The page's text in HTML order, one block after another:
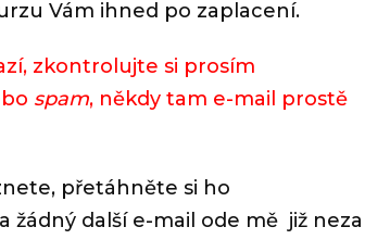
Vám ihned po zaplacení.
zkontrolujte si prosím
spam, někdy tam e-mail prostě
přetáhněte si ho
a žádný další e-mail ode mě již